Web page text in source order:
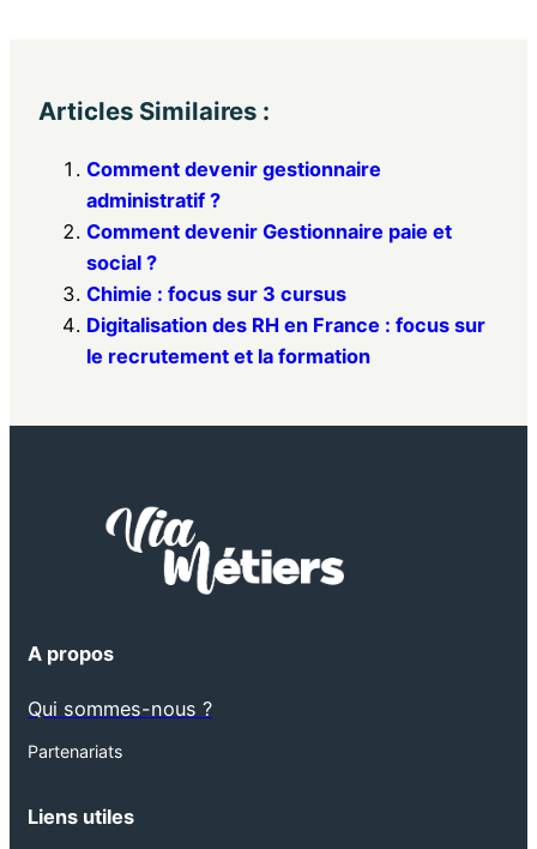
Articles Similaires :
Comment devenir gestionnaire
administratif ?
Comment devenir Gestionnaire paie et
social ?
Chimie : focus sur 3 cursus
Digitalisation des RH en France : focus sur
le recrutement et la formation
A propos
Qui sommes-nous ?
Partenariats
Liens utiles